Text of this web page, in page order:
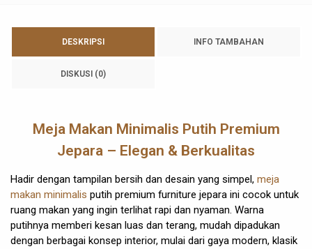
DESKRIPSI INFO TAMBAHAN
DISKUSI (0)
Meja Makan Minimalis Putih Premium
Jepara – Elegan & Berkualitas
Hadir dengan tampilan bersih dan desain yang simpel, meja
makan minimalis putih premium furniture jepara ini cocok untuk
ruang makan yang ingin terlihat rapi dan nyaman. Warna
putihnya memberi kesan luas dan terang, mudah dipadukan
dengan berbagai konsep interior, mulai dari gaya modern, klasik